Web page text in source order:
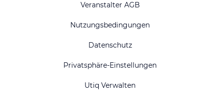
Veranstalter AGB
Nutzungsbedingungen
Datenschutz
Privatsphäre-Einstellungen
Utiq Verwalten